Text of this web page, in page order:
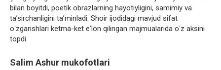
bilan boyitdi, poetik obrazlarning hayotiyligini, samimiy va
taʼsirchanligini taʼminladi. Shoir ijodidagi mavjud sifat
oʻzgarishlari ketma-ket eʼlon qilingan majmualarida oʻz aksini
topdi.
Salim Ashur mukofotlari